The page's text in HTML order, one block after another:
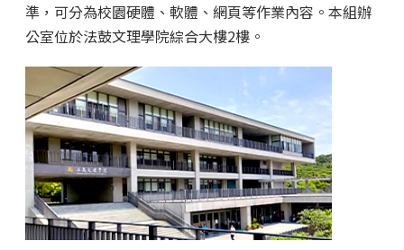
準，可分為校園硬體、軟體、網頁等作業內容。本組辦
公室位於法鼓文理學院綜合大樓2樓。